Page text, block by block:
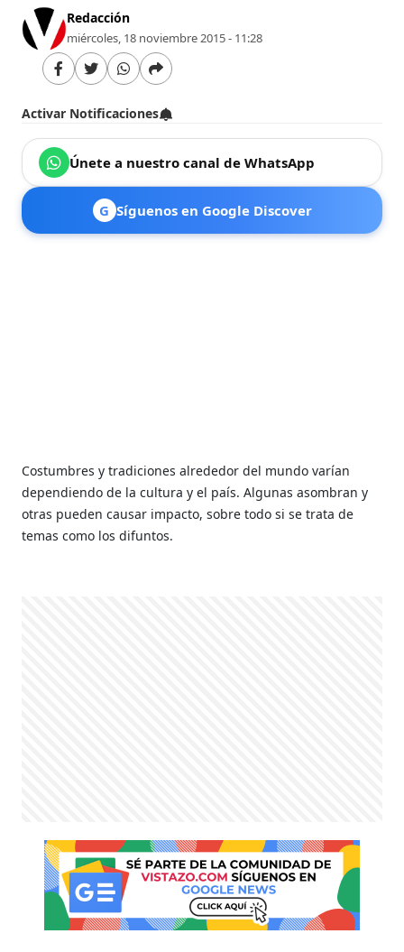
Redacción
miércoles, 18 noviembre 2015 - 11:28
Activar Notificaciones
Únete a nuestro canal de WhatsApp
G Síguenos en Google Discover
Costumbres y tradiciones alrededor del mundo varían
dependiendo de la cultura y el país. Algunas asombran y
otras pueden causar impacto, sobre todo si se trata de
temas como los difuntos.